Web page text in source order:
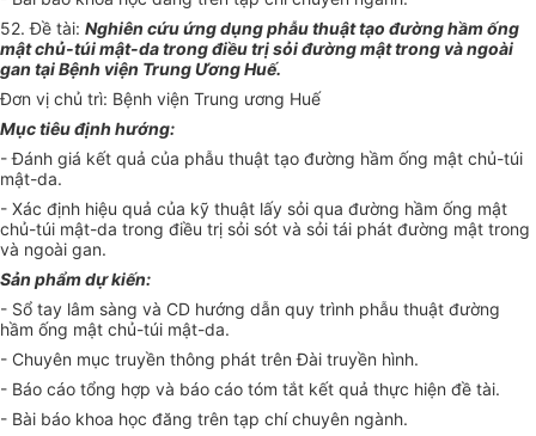
52. Đề tài: Nghiên cứu ứng dụng phẫu thuật tạo đường hầm ống
mật chủ-túi mật-da trong điều trị sỏi đường mật trong và ngoài
gan tại Bệnh viện Trung Ương Huế.
Đơn vị chủ trì: Bệnh viện Trung ương Huế
Mục tiêu định hướng:
- Đánh giá kết quả của phẫu thuật tạo đường hầm ống mật chủ-túi
mật-da.
- Xác định hiệu quả của kỹ thuật lấy sỏi qua đường hầm ống mật
chủ-túi mật-da trong điều trị sỏi sót và sỏi tái phát đường mật trong
và ngoài gan.
Sản phẩm dự kiến:
- Sổ tay lâm sàng và CD hướng dẫn quy trình phẫu thuật đường
hầm ống mật chủ-túi mật-da.
- Chuyên mục truyền thông phát trên Đài truyền hình.
- Báo cáo tổng hợp và báo cáo tóm tắt kết quả thực hiện đề tài.
- Bài báo khoa học đăng trên tạp chí chuyên ngành.